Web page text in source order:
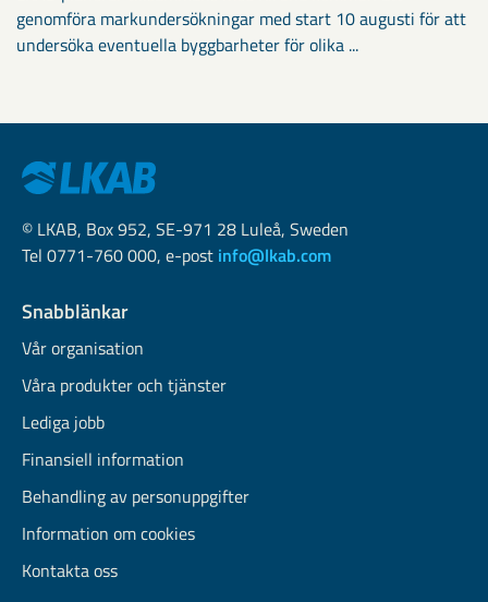
genomföra markundersökningar med start 10 augusti för att
undersöka eventuella byggbarheter för olika ...
© LKAB, Box 952, SE-971 28 Luleå, Sweden
Tel 0771-760 000, e-post info@lkab.com
Snabblänkar
Vår organisation
Våra produkter och tjänster
Lediga jobb
Finansiell information
Behandling av personuppgifter
Information om cookies
Kontakta oss